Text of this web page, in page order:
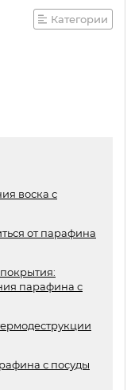
Категории
воска с
от парафина
парафина с
с посуды